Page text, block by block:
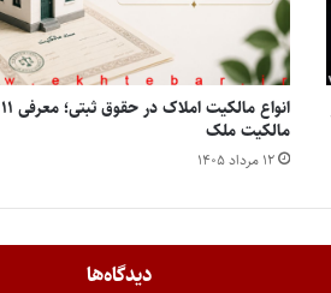
مالکیت ملک
۱۲ مرداد ۱۴۰۵
دیدگاه‌ها